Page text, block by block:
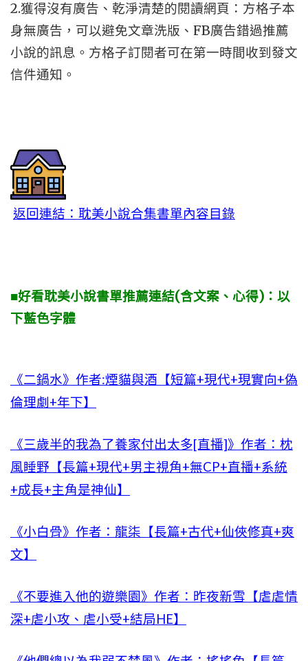
2.獲得沒有廣告、乾淨清楚的閱讀網頁：方格子本
身無廣告，可以避免文章洗版、FB廣告錯過推薦
小說的訊息。方格子訂閱者可在第一時間收到發文
信件通知。
返回連結：耽美小說合集書單內容目錄
■好看耽美小說書單推薦連結(含文案、心得)：以
下藍色字體
《二鍋水》作者:煙貓與酒【短篇+現代+現實向+偽
倫理劇+年下】
《三歲半的我為了養家付出太多[直播]》作者：枕
風睡野【長篇+現代+男主視角+無CP+直播+系統
+成長+主角是神仙】
《小白骨》作者：龍柒【長篇+古代+仙俠修真+爽
文】
《不要進入他的遊樂園》作者：昨夜新雪【虐虐情
深+虐小攻、虐小受+結局HE】